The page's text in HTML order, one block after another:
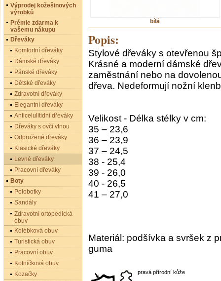
bílá
Popis:
Stylové dřeváky s otevřenou
Krásné a moderní dámské
zaměstnání nebo na
dřeva. Nedeformují nožní
Velikost - Délka stélky v cm:
35 – 23,6
36 – 23,9
37 – 24,5
38 - 25,4
39 - 26,0
40 - 26,5
41 – 27,0
Materiál: podšívka a svršek z
guma
pravá přírodní kůže
Výprodej kožešinových
výrobků
Prémie zdarma k
vašemu nákupu
Dřeváky
Komfortní dřeváky
Dámské dřeváky
Pánské dřeváky
Dětské dřeváky
Zdravotní dřeváky
Elegantní dřeváky
Anticelulitidní dřeváky
Dřeváky s ovčí vlnou
Odpružené dřeváky
Klasické dřeváky
Levné dřeváky
Pracovní dřeváky
Boty
Polobotky
Sandály
Zdravotní ortopedická
obuv
Kolébková obuv
Turistická obuv
Pracovní obuv
Kotníčková obuv
Kozačky